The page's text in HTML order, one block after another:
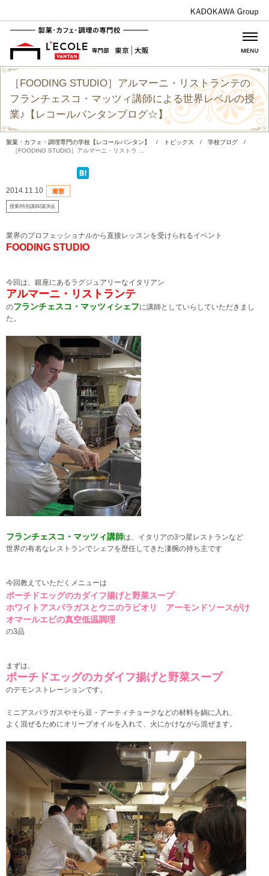
［FOODING STUDIO］アルマーニ・リストランテの
フランチェスコ・マッツィ講師による世界レベルの授
業♪【レコールバンタンブログ☆】
製菓・カフェ・調理専門の学校【レコールバンタン】 / トピックス / 学校ブログ
/
［FOODING STUDIO］アルマーニ・リストラ ...
2014.11.10
授業/特別講師/講演会
業界のプロフェッショナルから直接レッスンを受けられるイベント
FOODING STUDIO
今回は、銀座にあるラグジュアリーなイタリアン
アルマーニ・リストランテ
のフランチェスコ・マッツィシェフに講師としていらしていただきまし
た。
フランチェスコ・マッツィ講師は、イタリアの3つ星レストランなど
世界の有名なレストランでシェフを歴任してきた凄腕の持ち主です
今回教えていただくメニューは
ポーチドエッグのカダイフ揚げと野菜スープ
ホワイトアスパラガスとウニのラビオリ アーモンドソースがけ
オマールエビの真空低温調理
の3品
まずは、
ポーチドエッグのカダイフ揚げと野菜スープ
のデモンストレーションです。
ミニアスパラガスやそら豆・アーティチョークなどの材料を鍋に入れ、
よく混ぜるためにオリーブオイルを入れて、火にかけながら混ぜます。